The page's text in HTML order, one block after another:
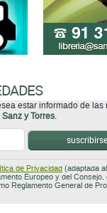
estar informado de las
Sanz y Torres
suscribirse
de Privacidad (adaptada
Europeo y del Consejo,
Reglamento General de